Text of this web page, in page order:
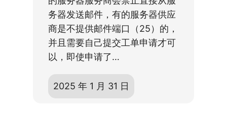
务器发送邮件，有的服务器供应
商是不提供邮件端口（25）的，
并且需要自己提交工单申请才可
以，即使申请了…
2025 年 1 月 31 日